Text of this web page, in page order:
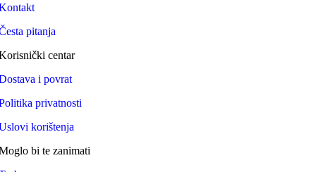
pitanja
centar
i povrat
privatnosti
korištenja
bi te zanimati